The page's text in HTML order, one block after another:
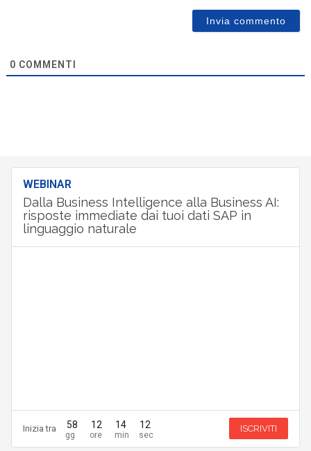
0 COMMENTI
WEBINAR
Dalla Business Intelligence alla Business AI:
risposte immediate dai tuoi dati SAP in
linguaggio naturale
Inizia tra 58 12 14 11 ISCRIVITI